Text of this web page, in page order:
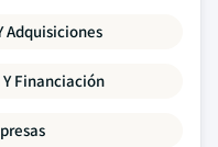
Adquisiciones
Financiación